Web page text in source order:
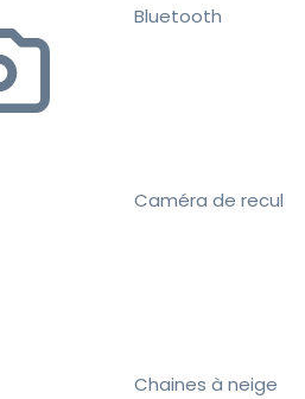
Bluetooth
Caméra de recul
Chaines à neige